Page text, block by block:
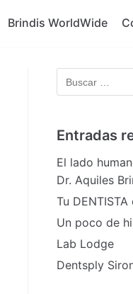
Brindis WorldWide
Entradas
El lado
Dr. Aquiles
Tu
Un poco de
Lab Lodge
Dentsply